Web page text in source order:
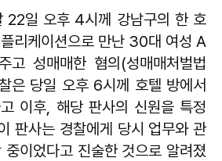
22일 오후 4시께 강남구의 한 호
리케이션으로 만난 30대 여성 A
고 성매매한 혐의(성매매처벌법
은 당일 오후 6시께 호텔 방에서
이후, 해당 판사의 신원을 특정
판사는 경찰에게 당시 업무와 관
이었다고 진술한 것으로 알려졌